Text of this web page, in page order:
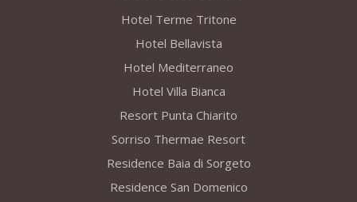
Hotel Terme Tritone
Hotel Bellavista
Hotel Mediterraneo
Hotel Villa Bianca
Resort Punta Chiarito
Sorriso Thermae Resort
Residence Baia di Sorgeto
Residence San Domenico